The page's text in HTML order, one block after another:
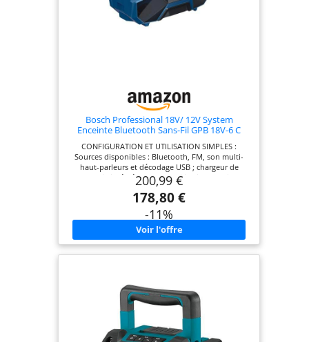
Bosch Professional 18V/ 12V System
Enceinte Bluetooth Sans-Fil GPB 18V-6 C
batterie/chargeur)
CONFIGURATION ET UTILISATION SIMPLES :
Sources disponibles : Bluetooth, FM, son multi-
haut-parleurs et décodage USB ; chargeur de
batterie intégré 12V/18V ; utilisation hybride
possible via une alimentation USB (non fournie) ;
chargement/décodage USB (lecture de musique) et
entrée USB type C pour alimentation externe SON
EXCEPTIONNEL : Un son cristallin et massif signé
Fohhn. Volume élevé pour une écoute à
l'extérieur. Connexion à plusieurs radios/haut-
parleurs. MOBILITɠ: Facile à transporter.
robustesse accrue (pièce de rechange). CONTENU:
GPB 18V-6 C
200,99 €
178,80 €
-11%